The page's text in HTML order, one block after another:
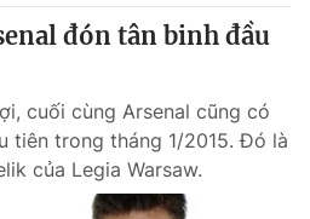
Podcast
đón tân binh đầu
cuối cùng Arsenal cũng có
tiên trong tháng 1/2015. Đó là
của Legia Warsaw.